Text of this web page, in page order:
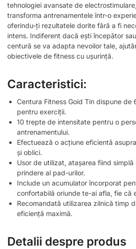
tehnologiei avansate de
transforma antrenamentele într-o
oferindu-ți rezultatele dorite fără a fi
intens. Indiferent dacă ești începător
centură se va adapta nevoilor tale,
obiectivele de fitness cu ușurință.
Caracteristici:
Centura Fitness Goid Tin dispune de
pentru exerciții.
10 trepte de intensitate pentru o
antrenamentului.
Efectuează o acțiune eficientă
și oblici.
Usor de utilizat, atașarea fiind
prindere al pad-urilor.
Include un acumulator încorporat
confortabilă oriunde te-ai afla, fie că
Recomandată utilizarea zilnică timp
eficiență maximă.
Detalii despre produs